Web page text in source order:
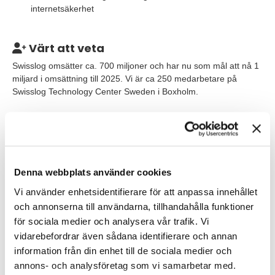
Denna webbplats använder cookies
Vi använder enhetsidentifierare för att anpassa innehållet
och annonserna till användarna, tillhandahålla funktioner
för sociala medier och analysera vår trafik. Vi
vidarebefordrar även sådana identifierare och annan
information från din enhet till de sociala medier och
annons- och analysföretag som vi samarbetar med.
internetsäkerhet
Värt att veta
Swisslog omsätter ca. 700 miljoner och har nu som mål att nå 1
miljard i omsättning till 2025. Vi är ca 250 medarbetare på
Swisslog Technology Center Sweden i Boxholm.
högteknologisk miljö tillsammans med kompetenta och
För tjänsten erbjuds du bl.a. kollektivavtal, friskvårdsbidrag och
flexibla arbetstider. De finns möjlighet att delvis arbeta
hemifrån. Inom Swisslog finns det också goda möjlighet att
utvecklas utomlands inom koncernen.
Våra förväntningar
Vi ser gärna att du har arbetat med standarder och normer